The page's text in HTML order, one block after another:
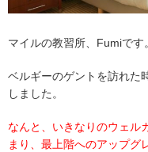
マイルの教習所、Fumiです。
ベルギーのゲントを訪れた
しました。
なんと、いきなりのウェル
まり、最上階へのアップグ